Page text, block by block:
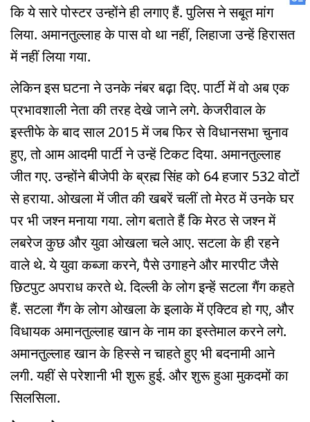
कि ये सारे पोस्टर उन्होंने ही लगाए हैं. पुलिस ने सबूत मांग
लिया. अमानतुल्लाह के पास वो था नहीं, लिहाजा उन्हें हिरासत
में नहीं लिया गया.
लेकिन इस घटना ने उनके नंबर बढ़ा दिए. पार्टी में वो अब एक
प्रभावशाली नेता की तरह देखे जाने लगे. केजरीवाल के
इस्तीफे के बाद साल 2015 में जब फिर से विधानसभा चुनाव
हुए, तो आम आदमी पार्टी ने उन्हें टिकट दिया. अमानतुल्लाह
जीत गए. उन्होंने बीजेपी के ब्रह्म सिंह को 64 हजार 532 वोटों
से हराया. ओखला में जीत की खबरें चलीं तो मेरठ में उनके घर
पर भी जश्न मनाया गया. लोग बताते हैं कि मेरठ से जश्न में
लबरेज कुछ और युवा ओखला चले आए. सटला के ही रहने
वाले थे. ये युवा कब्जा करने, पैसे उगाहने और मारपीट जैसे
छिटपुट अपराध करते थे. दिल्ली के लोग इन्हें सटला गैंग कहते
हैं. सटला गैंग के लोग ओखला के इलाके में एक्टिव हो गए, और
विधायक अमानतुल्लाह खान के नाम का इस्तेमाल करने लगे.
अमानतुल्लाह खान के हिस्से न चाहते हुए भी बदनामी आने
लगी. यहीं से परेशानी भी शुरू हुई. और शुरू हुआ मुकदमों का
सिलसिला.